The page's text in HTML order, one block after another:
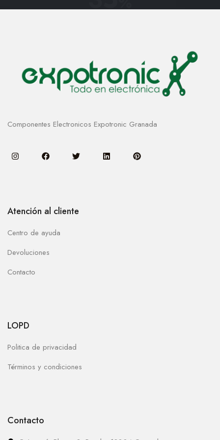
Componentes Electronicos Expotronic Granada
Atención al cliente
Centro de ayuda
Devoluciones
Contacto
LOPD
Politica de privacidad
Términos y condiciones
Contacto